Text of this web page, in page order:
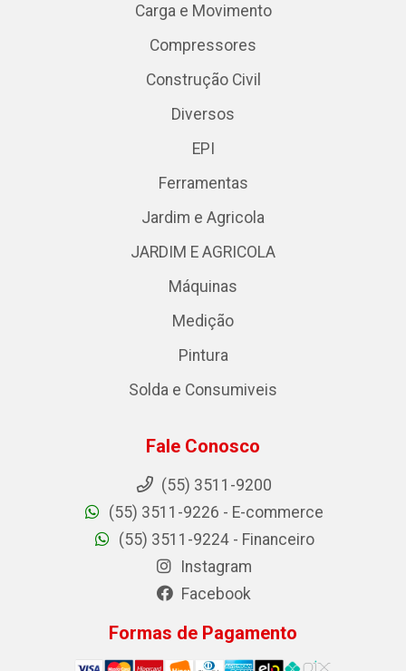
Carga e Movimento
Compressores
Construção Civil
Diversos
EPI
Ferramentas
Jardim e Agricola
JARDIM E AGRICOLA
Máquinas
Medição
Pintura
Solda e Consumiveis
Fale Conosco
(55) 3511-9200
(55) 3511-9226 - E-commerce
(55) 3511-9224 - Financeiro
Instagram
Facebook
Formas de Pagamento